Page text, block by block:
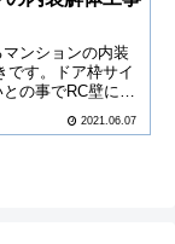
ンションの内装
です。ドア枠サイ
の事でRC壁にカ
2021.06.07